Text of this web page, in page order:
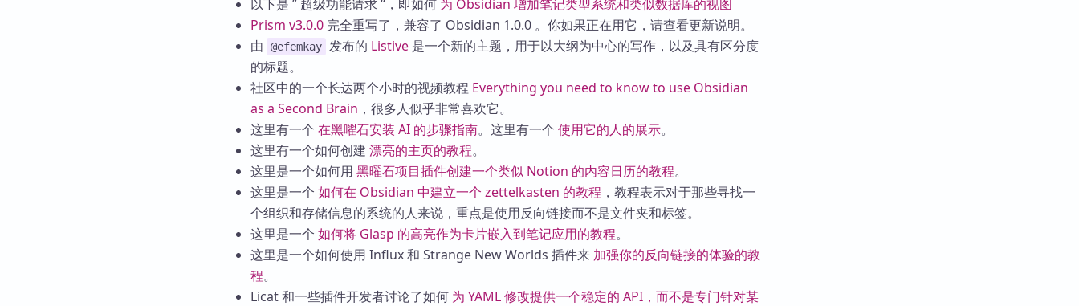
以下是 ” 超级功能请求 “，即如何 为 Obsidian 增加笔记类型系统和类似数据库的视图
Prism v3.0.0 完全重写了，兼容了 Obsidian 1.0.0 。你如果正在用它，请查看更新说明。
由
@efemkay 发布的 Listive是一个新的主题，用于以大纲为中心的写作，以及具有区分度
的标题。
社区中的一个长达两个小时的视频教程 Everything you need to know to use Obsidian
as a Second Brain ，很多人似乎非常喜欢它。
这里有一个 在黑曜石安装 AI 的步骤指南。这里有一个 使用它的人的展示。
这里有一个如何创建 漂亮的主页的教程。
这里是一个如何用 黑曜石项目插件创建一个类似 Notion 的内容日历的教程。
这里是一个 如何在 Obsidian 中建立一个 zettelkasten 的教程 ，教程表示对于那些寻找一
个组织和存储信息的系统的人来说，重点是使用反向链接而不是文件夹和标签。
这里是一个 如何将 Glasp 的高亮作为卡片嵌入到笔记应用的教程。
这里是一个如何使用 Influx 和 Strange New Worlds 插件来 加强你的反向链接的体验的教
程。
Licat 和一些插件开发者讨论了如何 为 YAML 修改提供一个稳定的 API，而不是专门针对某